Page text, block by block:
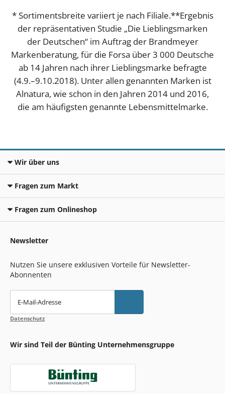
* Sortimentsbreite variiert je nach Filiale.**Ergebnis
der repräsentativen Studie „Die Lieblingsmarken
der Deutschen“ im Auftrag der Brandmeyer
Markenberatung, für die Forsa über 3 000 Deutsche
ab 14 Jahren nach ihrer Lieblingsmarke befragte
(4.9.–9.10.2018). Unter allen genannten Marken ist
Alnatura, wie schon in den Jahren 2014 und 2016,
die am häufigsten genannte Lebensmittelmarke.
Wir über uns
Fragen zum Markt
Fragen zum Onlineshop
Newsletter
Nutzen Sie unsere exklusiven Vorteile für Newsletter-
Abonnenten
E-Mail-Adresse
Datenschutz
Wir sind Teil der Bünting Unternehmensgruppe